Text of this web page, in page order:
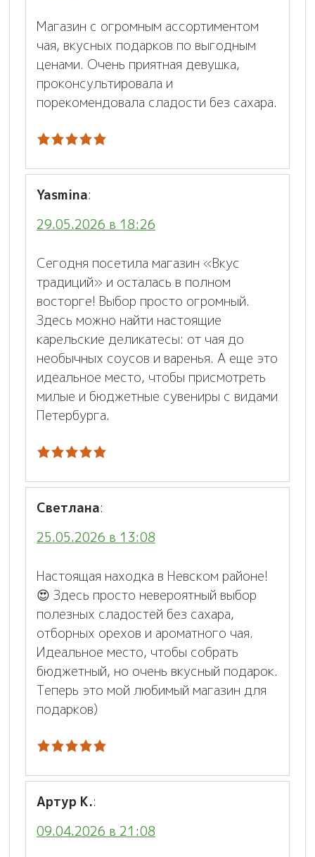
Магазин с огромным ассортиментом
чая, вкусных подарков по выгодным
ценами. Очень приятная девушка,
проконсультировала и
порекомендовала сладости без сахара.
Yasmina:
29.05.2026 в 18:26
Сегодня посетила магазин «Вкус
традиций» и осталась в полном
восторге! Выбор просто огромный.
Здесь можно найти настоящие
карельские деликатесы: от чая до
необычных соусов и варенья. А еще это
идеальное место, чтобы присмотреть
милые и бюджетные сувениры с видами
Петербурга.
Светлана:
25.05.2026 в 13:08
Настоящая находка в Невском районе!
😍 Здесь просто невероятный выбор
полезных сладостей без сахара,
отборных орехов и ароматного чая.
Идеальное место, чтобы собрать
бюджетный, но очень вкусный подарок.
Теперь это мой любимый магазин для
подарков)
Артур К.:
09.04.2026 в 21:08